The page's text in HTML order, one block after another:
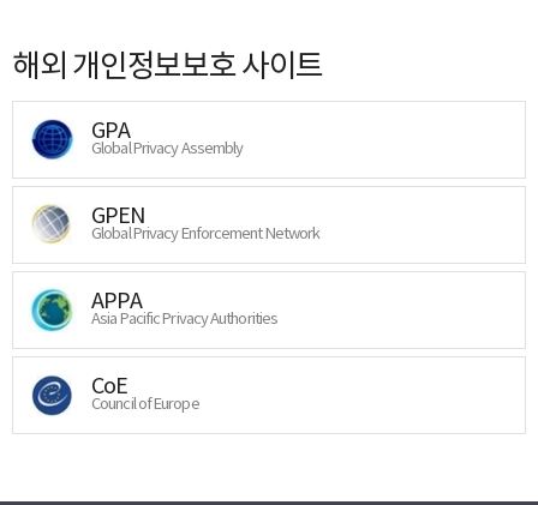
해외 개인정보보호 사이트
GPA
Global Privacy Assembly
GPEN
Global Privacy Enforcement Network
APPA
Asia Pacific Privacy Authorities
CoE
Council of Europe